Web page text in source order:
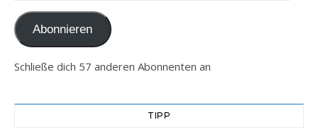
Abonnieren
Schließe dich 57 anderen Abonnenten an
TIPP